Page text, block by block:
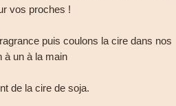
vos proches !
puis coulons la cire dans nos
à un à la main
de la cire de soja.